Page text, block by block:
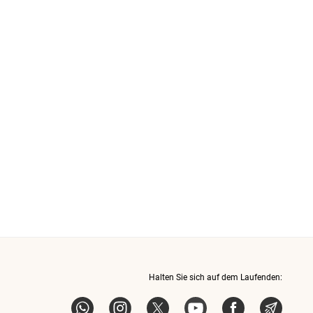
Halten Sie sich auf dem Laufenden:
WhatsappInstagram
X YouTubeFacebook